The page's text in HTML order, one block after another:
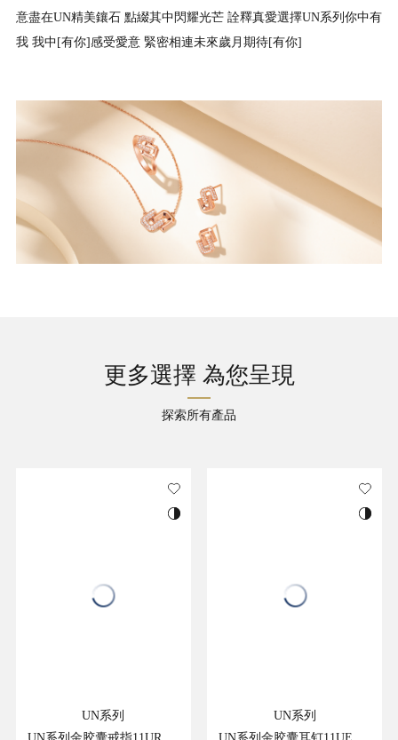
意盡在UN精美鑲石 點綴其中閃耀光芒 詮釋真愛選擇UN系列你中有
我 我中[有你]感受愛意 緊密相連未來歲月期待[有你]
更多選擇 為您呈現
探索所有產品
UN系列
UN系列